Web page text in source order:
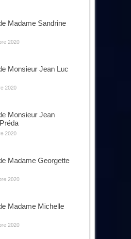
Madame Sandrine
2020
Monsieur Jean Luc
2020
Monsieur Jean
2020
Madame Georgette
2020
Madame Michelle
2020